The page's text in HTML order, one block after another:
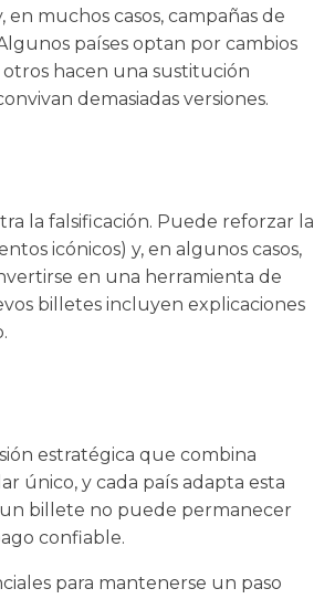
muchos casos, campañas de
países optan por cambios
otros hacen una sustitución
demasiadas versiones.
la falsificación. Puede reforzar la
icónicos) y, en algunos casos,
en una herramienta de
billetes incluyen explicaciones
estratégica que combina
único, y cada país adapta esta
un billete no puede permanecer
confiable.
para mantenerse un paso